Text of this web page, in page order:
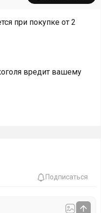
при покупке от 2
вредит вашему
Подписаться